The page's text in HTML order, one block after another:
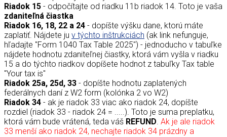
Riadok 15 - odpočítajte od riadku 11b riadok 14. Toto je vaša
zdaniteľná čiastka
Riadok 16, 18, 22 a 24 - dopíšte výšku dane, ktorú máte
zaplatiť. Nájdete ju v týchto inštrukciách (ak link nefunguje,
hľadajte "Form 1040 Tax Table 2025") - jednoducho v tabuľke
nájdete hodnotu zdaniteľnej čiastky, ktorá vám vyšla v riadku
15 a do týchto riadkov dopíšete hodnot z tabuľky Tax table
"Your tax is"
Riadok 25a, 25d, 33 - dopíšte hodnotu zaplatených
federálnych daní z W2 form (kolónka 2 vo W2)
Riadok 34 - ak je riadok 33 viac ako riadok 24, dopíšte
rozdiel (riadok 33 - riadok 24 = .....). Toto je suma preplatku,
ktorá vám bude vrátená, teda váš REFUND. Ak je ale riadok
33 menší ako riadok 24, nechajte riadok 34 prázdny a